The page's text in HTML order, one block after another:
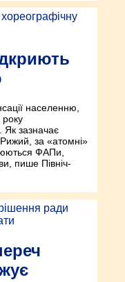
населенню,
зазначає
за «атомні»
ФАПи,
пише Північ-